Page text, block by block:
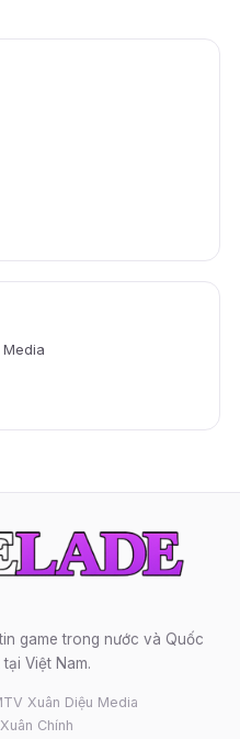
game trong nước và Quốc
Việt Nam.
Xuân Diệu Media
Chính